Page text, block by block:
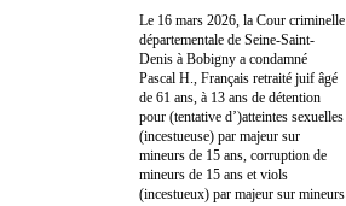
Le 16 mars 2026, la Cour criminelle
départementale de Seine-Saint-
Denis à Bobigny a condamné
Pascal H., Français retraité juif âgé
de 61 ans, à 13 ans de détention
pour (tentative d’)atteintes sexuelles
(incestueuse) par majeur sur
mineurs de 15 ans, corruption de
mineurs de 15 ans et viols
(incestueux) par majeur sur mineurs